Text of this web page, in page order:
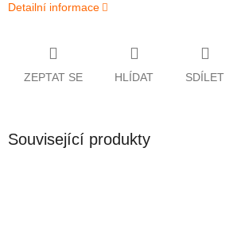
Detailní informace
ZEPTAT SE HLÍDAT SDÍLET
Související produkty